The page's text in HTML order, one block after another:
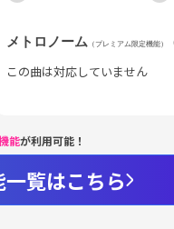
メトロノーム （プレミアム限定機能）
この曲は対応していません
能が利用可能！
覧はこちら